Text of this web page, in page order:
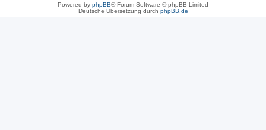
Powered by phpBB® Forum Software © phpBB Limited
Deutsche Übersetzung durch phpBB.de